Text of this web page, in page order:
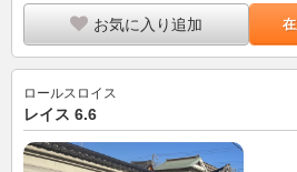
お気に入り追加
ロールスロイス
レイス 6.6